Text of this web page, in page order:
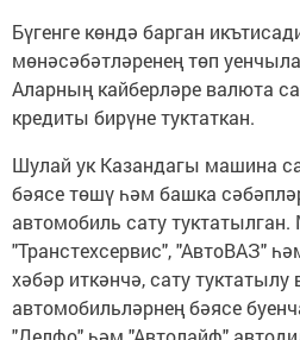
Бүгенге көндә барган
мөнәсәбәтләренең төп
Аларның кайберләре валюта
кредиты бирүне туктаткан.
Шулай ук Казандагы машина
бәясе төшү һәм башка
автомобиль сату
"Транстехсервис", "АвтоВАЗ"
хәбәр иткәнчә, сату
автомобильләрнең бәясе